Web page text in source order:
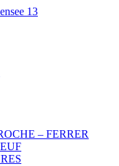
13Pensée ni dieu ni
– FERRER